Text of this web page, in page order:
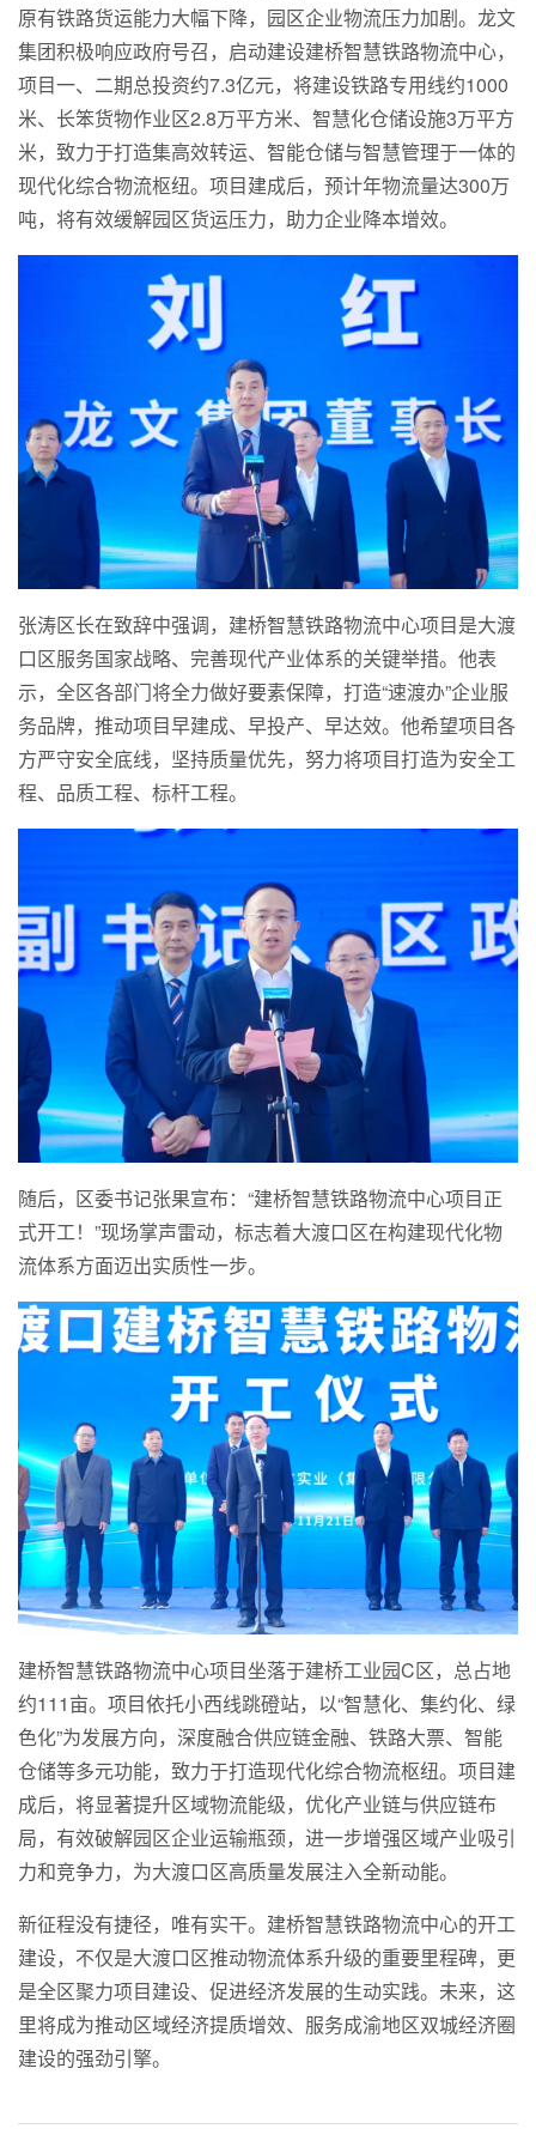
原有铁路货运能力大幅下降，园区企业物流压力加剧。龙文
集团积极响应政府号召，启动建设建桥智慧铁路物流中心，
项目一、二期总投资约7.3亿元，将建设铁路专用线约1000
米、长笨货物作业区2.8万平方米、智慧化仓储设施3万平方
米，致力于打造集高效转运、智能仓储与智慧管理于一体的
现代化综合物流枢纽。项目建成后，预计年物流量达300万
吨，将有效缓解园区货运压力，助力企业降本增效。
张涛区长在致辞中强调，建桥智慧铁路物流中心项目是大渡
口区服务国家战略、完善现代产业体系的关键举措。他表
示，全区各部门将全力做好要素保障，打造“速渡办”企业服
务品牌，推动项目早建成、早投产、早达效。他希望项目各
方严守安全底线，坚持质量优先，努力将项目打造为安全工
程、品质工程、标杆工程。
随后，区委书记张果宣布：“建桥智慧铁路物流中心项目正
式开工！”现场掌声雷动，标志着大渡口区在构建现代化物
流体系方面迈出实质性一步。
建桥智慧铁路物流中心项目坐落于建桥工业园C区，总占地
约111亩。项目依托小西线跳磴站，以“智慧化、集约化、绿
色化”为发展方向，深度融合供应链金融、铁路大票、智能
仓储等多元功能，致力于打造现代化综合物流枢纽。项目建
成后，将显著提升区域物流能级，优化产业链与供应链布
局，有效破解园区企业运输瓶颈，进一步增强区域产业吸引
力和竞争力，为大渡口区高质量发展注入全新动能。
新征程没有捷径，唯有实干。建桥智慧铁路物流中心的开工
建设，不仅是大渡口区推动物流体系升级的重要里程碑，更
是全区聚力项目建设、促进经济发展的生动实践。未来，这
里将成为推动区域经济提质增效、服务成渝地区双城经济圈
建设的强劲引擎。